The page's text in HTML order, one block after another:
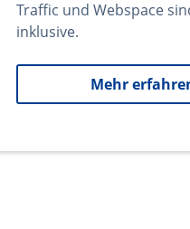
Traffic und Webspace
inklusive.
Mehr